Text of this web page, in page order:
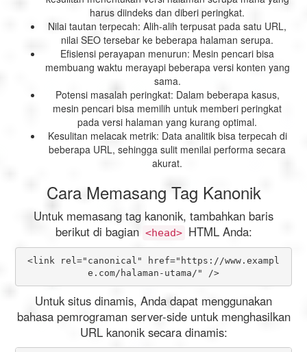
harus diindeks dan diberi peringkat.
Nilai tautan terpecah: Alih-alih terpusat pada satu URL,
nilai SEO tersebar ke beberapa halaman serupa.
Efisiensi perayapan menurun: Mesin pencari bisa
membuang waktu merayapi beberapa versi konten yang
sama.
Potensi masalah peringkat: Dalam beberapa kasus,
mesin pencari bisa memilih untuk memberi peringkat
pada versi halaman yang kurang optimal.
Kesulitan melacak metrik: Data analitik bisa terpecah di
beberapa URL, sehingga sulit menilai performa secara
akurat.
Cara Memasang Tag Kanonik
Untuk memasang tag kanonik, tambahkan baris
berikut di bagian <head> HTML Anda:
<link rel="canonical" href="https://www.exampl
e.com/halaman-utama/" />
Untuk situs dinamis, Anda dapat menggunakan
bahasa pemrograman server-side untuk menghasilkan
URL kanonik secara dinamis: